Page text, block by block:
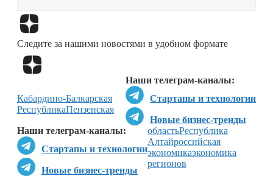
Следите за нашими новостями в удобном формате
Наши телеграм-каналы:
Стартапы и технологии
Новые бизнес-тренды
Наши телеграм-каналы:
Стартапы и технологии
Новые бизнес-тренды
Кабардино-Балкарская
РеспубликаПензенская
областьРеспублика
Алтайроссийская
экономикаэкономика
регионов